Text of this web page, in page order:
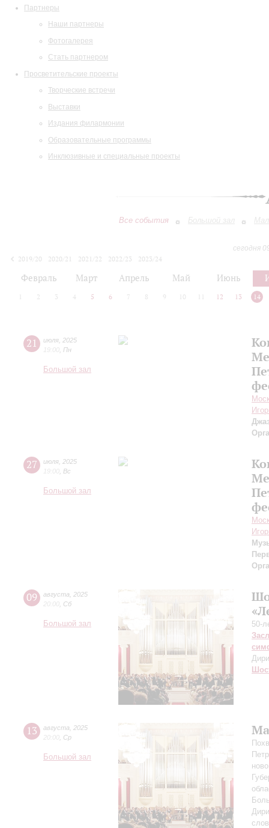
Партнеры
Наши партнеры
Фотогалерея
Стать партнером
Просветительские проекты
Творческие встречи
Выставки
Издания филармонии
Образовательные программы
Инклюзивные и специальные проекты
Все события Большой зал
сегодня
2019/20
2020/21 2021/22 2022/23
2023/24
Февраль Март Апрель Май Июнь
2 3 4 5 6 7 8 9 10 12 13 14
21 июля 2025
19:00 Пн
Большой зал
27 июля 2025
19:00 Вс
Большой зал
09 августа
2025
20:00 Сб
Большой зал
50-
13 августа
2025
20:00 Ср
Большой зал